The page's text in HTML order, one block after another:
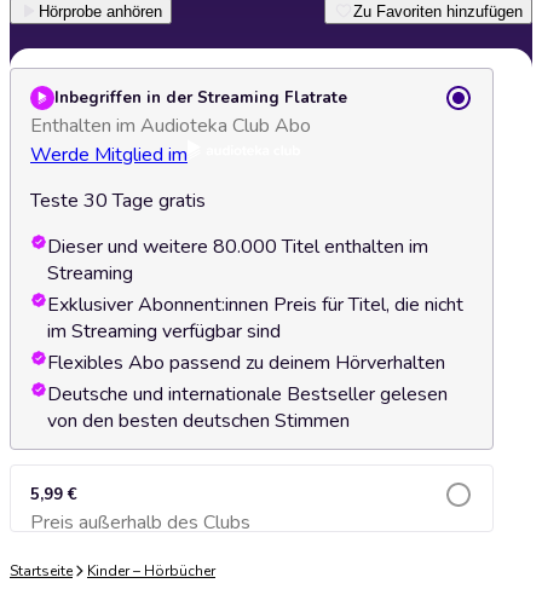
Hörprobe anhören Zu Favoriten hinzufügen
Inbegriffen in der Streaming Flatrate
Enthalten im Audioteka Club Abo
Werde Mitglied im
Teste 30 Tage gratis
Dieser und weitere 80.000 Titel enthalten im
Streaming
Exklusiver Abonnent:innen Preis für Titel, die nicht
im Streaming verfügbar sind
Flexibles Abo passend zu deinem Hörverhalten
Deutsche und internationale Bestseller gelesen
von den besten deutschen Stimmen
5,99 €
Preis außerhalb des ClubsZum Warenkorb hinzufügen
Startseite Kinder – Hörbücher